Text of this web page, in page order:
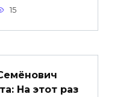
15
На этот раз